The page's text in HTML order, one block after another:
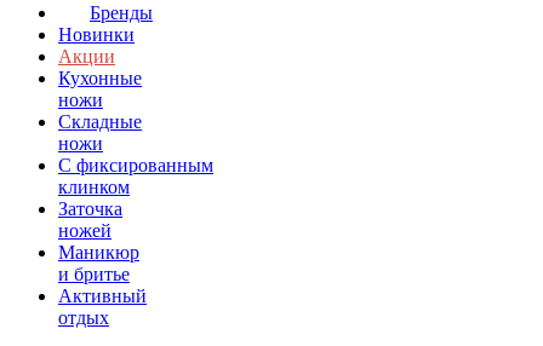
Бренды
Новинки
Акции
Кухонные
ножи
Складные
ножи
C фиксированным
клинком
Заточка
ножей
Маникюр
и бритье
Активный
отдых